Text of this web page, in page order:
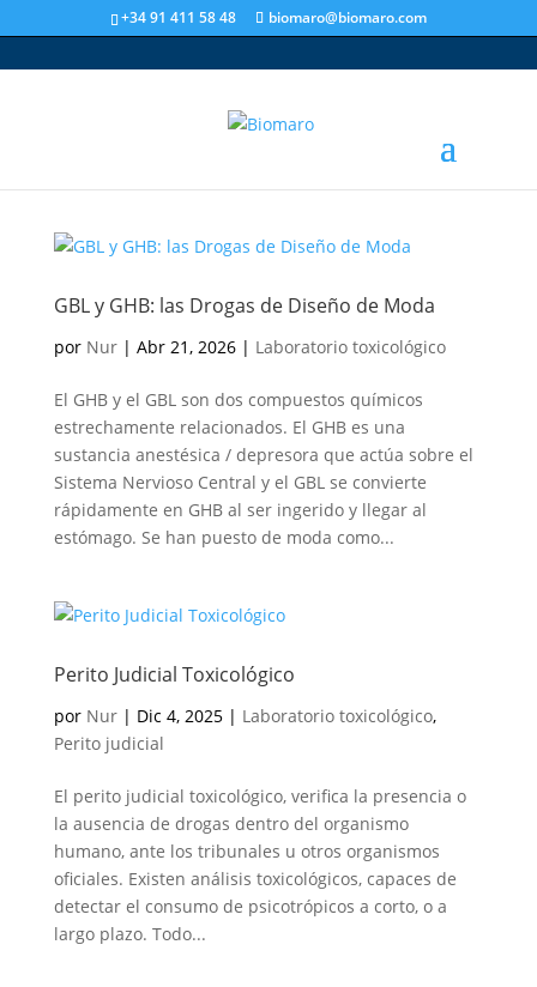
+34 91 411 58 48 biomaro@biomaro.com
GBL y GHB: las Drogas de Diseño de Moda
por Nur| Abr 21, 2026| Laboratorio toxicológico
El GHB y el GBL son dos compuestos químicos
estrechamente relacionados. El GHB es una
sustancia anestésica / depresora que actúa sobre el
Sistema Nervioso Central y el GBL se convierte
rápidamente en GHB al ser ingerido y llegar al
estómago. Se han puesto de moda como...
Perito Judicial Toxicológico
por Nur| Dic 4, 2025| Laboratorio toxicológico,
Perito judicial
El perito judicial toxicológico, verifica la presencia o
la ausencia de drogas dentro del organismo
humano, ante los tribunales u otros organismos
oficiales. Existen análisis toxicológicos, capaces de
detectar el consumo de psicotrópicos a corto, o a
largo plazo. Todo...